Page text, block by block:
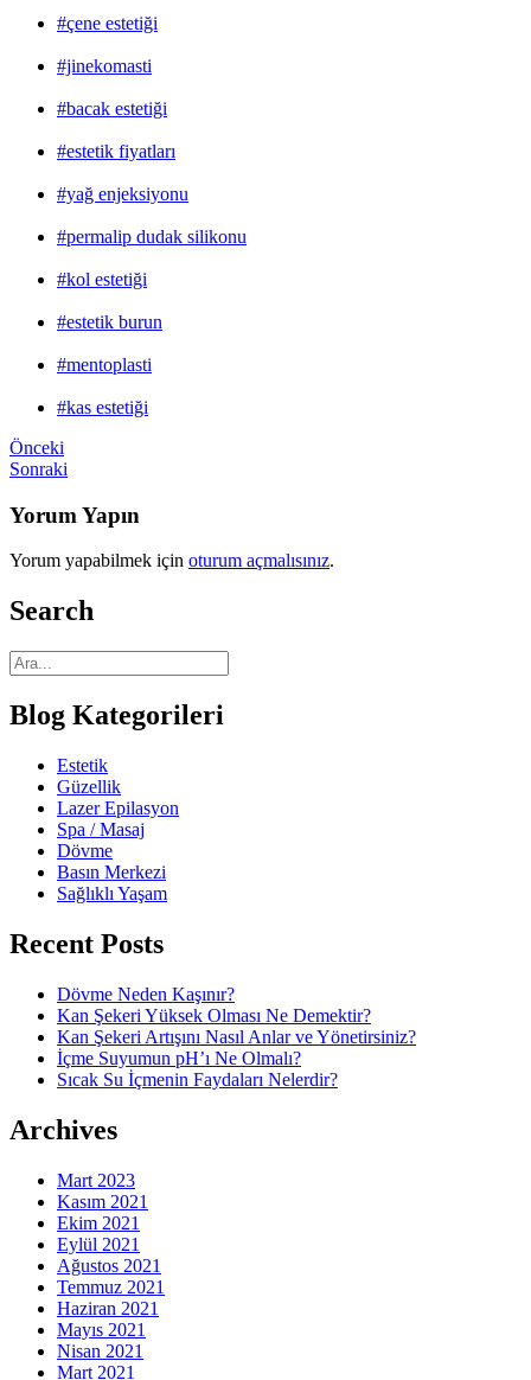
#çene estetiği
#jinekomasti
#bacak estetiği
#estetik fiyatları
#yağ enjeksiyonu
#permalip dudak silikonu
#kol estetiği
#estetik burun
#mentoplasti
#kas estetiği
Önceki
Sonraki
Yorum Yapın
Yorum yapabilmek için oturum açmalısınız.
Search
Blog Kategorileri
Estetik
Güzellik
Lazer Epilasyon
Spa / Masaj
Dövme
Basın Merkezi
Sağlıklı Yaşam
Recent Posts
Dövme Neden Kaşınır?
Kan Şekeri Yüksek Olması Ne Demektir?
Kan Şekeri Artışını Nasıl Anlar ve Yönetirsiniz?
İçme Suyumun pH’ı Ne Olmalı?
Sıcak Su İçmenin Faydaları Nelerdir?
Archives
Mart 2023
Kasım 2021
Ekim 2021
Eylül 2021
Ağustos 2021
Temmuz 2021
Haziran 2021
Mayıs 2021
Nisan 2021
Mart 2021